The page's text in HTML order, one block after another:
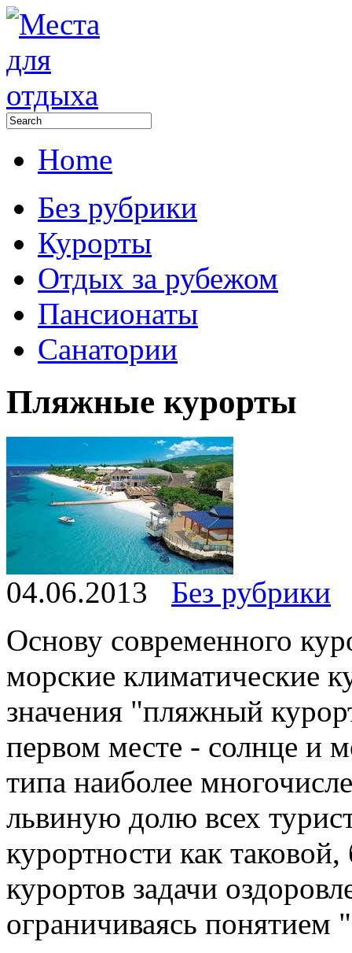
Home
Без рубрики
Курорты
Отдых за рубежом
Пансионаты
Санатории
Пляжные курорты
04.06.2013
Без рубрики
Основу современного
морские климатические
значения "пляжный
первом месте - солнце и
типа наиболее
львиную долю всех
курортности как
курортов задачи
ограничиваясь понятием